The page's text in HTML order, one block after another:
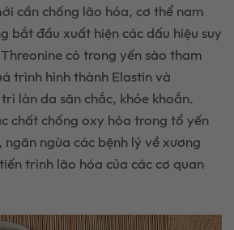
cần chống lão hóa, cơ thể nam
bắt đầu xuất hiện các dấu hiệu suy
có trong yến sào tham
trình hình thành Elastin và
làn da săn chắc, khỏe khoắn.
chất chống oxy hóa trong tổ yến
ngừa các bệnh lý về xương
trình lão hóa của các cơ quan